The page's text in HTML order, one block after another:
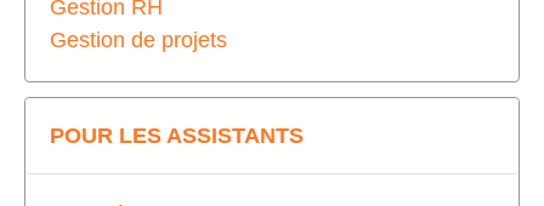
Gestion RH
Gestion de projets
POUR LES ASSISTANTS